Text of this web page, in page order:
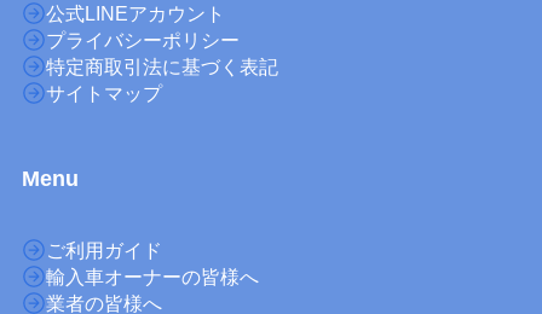
公式LINEアカウント
プライバシーポリシー
特定商取引法に基づく表記
サイトマップ
Menu
ご利用ガイド
輸入車オーナーの皆様へ
業者の皆様へ